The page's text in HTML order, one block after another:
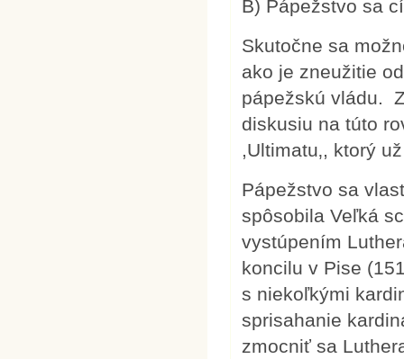
B) Pápežstvo sa
Skutočne sa
ako je zneužitie
pápežskú vládu.
diskusiu na túto
,Ultimatu‚, ktorý
Pápežstvo sa
spôsobila Veľká
vystúpením
koncilu v Pise
s niekoľkými
sprisahanie
zmocniť sa